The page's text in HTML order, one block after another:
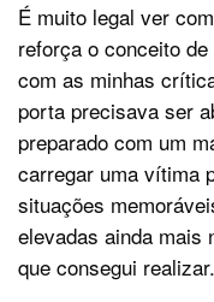
É muito legal ver
reforça o conceito
com as minhas
porta precisava ser
preparado com um
carregar uma vítima
situações
elevadas ainda mais
que consegui realizar.